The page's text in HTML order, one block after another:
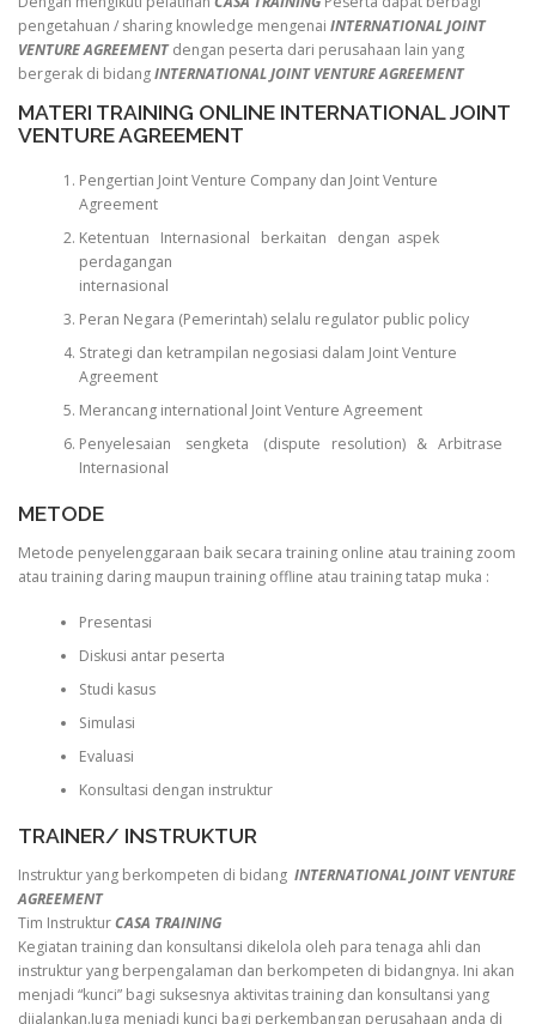
pengetahuan / sharing knowledge mengenai INTERNATIONAL JOINT
VENTURE AGREEMENTdengan peserta dari perusahaan lain yang
bergerak di bidangINTERNATIONAL JOINT VENTURE AGREEMENT
MATERI TRAINING ONLINE INTERNATIONAL JOINT
VENTURE AGREEMENT
Pengertian Joint Venture Company dan Joint Venture
Agreement
Ketentuan Internasional berkaitan dengan aspek
perdagangan
internasional
Peran Negara (Pemerintah) selalu regulator public policy
Strategi dan ketrampilan negosiasi dalam Joint Venture
Agreement
Merancang international Joint Venture Agreement
Penyelesaian sengketa (dispute resolution) & Arbitrase
Internasional
METODE
Metode penyelenggaraan baik secara training online atau training zoom
atau training daring maupun training offline atau training tatap muka :
Presentasi
Diskusi antar peserta
Studi kasus
Simulasi
Evaluasi
Konsultasi dengan instruktur
TRAINER/ INSTRUKTUR
Instruktur yang berkompeten di bidang INTERNATIONAL JOINT VENTURE
AGREEMENT
Tim InstrukturCASA TRAINING
Kegiatan training dan konsultansi dikelola oleh para tenaga ahli dan
instruktur yang berpengalaman dan berkompeten di bidangnya. Ini akan
menjadi “kunci” bagi suksesnya aktivitas training dan konsultansi yang
dijalankan.Juga menjadi kunci bagi perkembangan perusahaan anda di